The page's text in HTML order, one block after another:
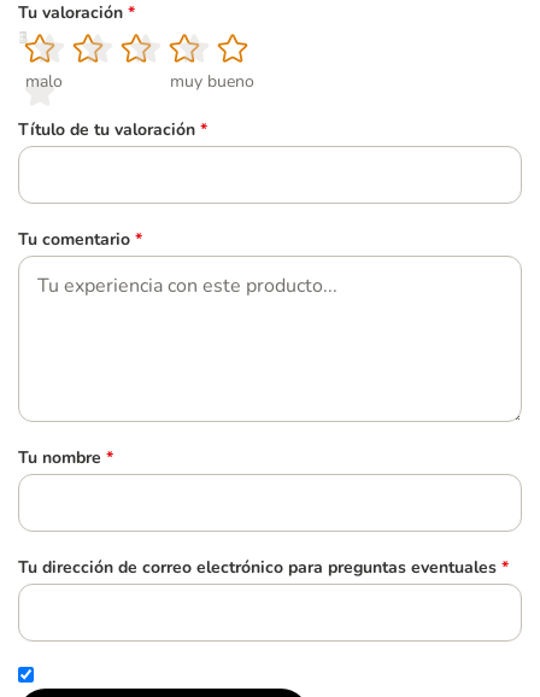
Tu valoración *
1
malo
2
3
4
5
muy bueno
Título de tu valoración *
Tu comentario *
Tu nombre *
Tu dirección de correo electrónico para preguntas eventuales *